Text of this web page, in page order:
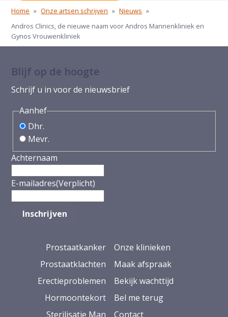
Home » Onze artsen schrijven » Nieuws »
Andros Clinics, de nieuwe naam voor Andros Mannenkliniek en
Gynos Vrouwenkliniek
Blijf op de hoogte
Schrijf u in voor de nieuwsbrief
Aanhef
Dhr.
Mevr.
Achternaam
E-mailadres(Verplicht)
Prostaatkanker
Prostaatklachten
Erectieproblemen
Hormoontekort
Sterilisatie Man
Onze klinieken
Maak afspraak
Bekijk wachttijd
Bel me terug
Contact